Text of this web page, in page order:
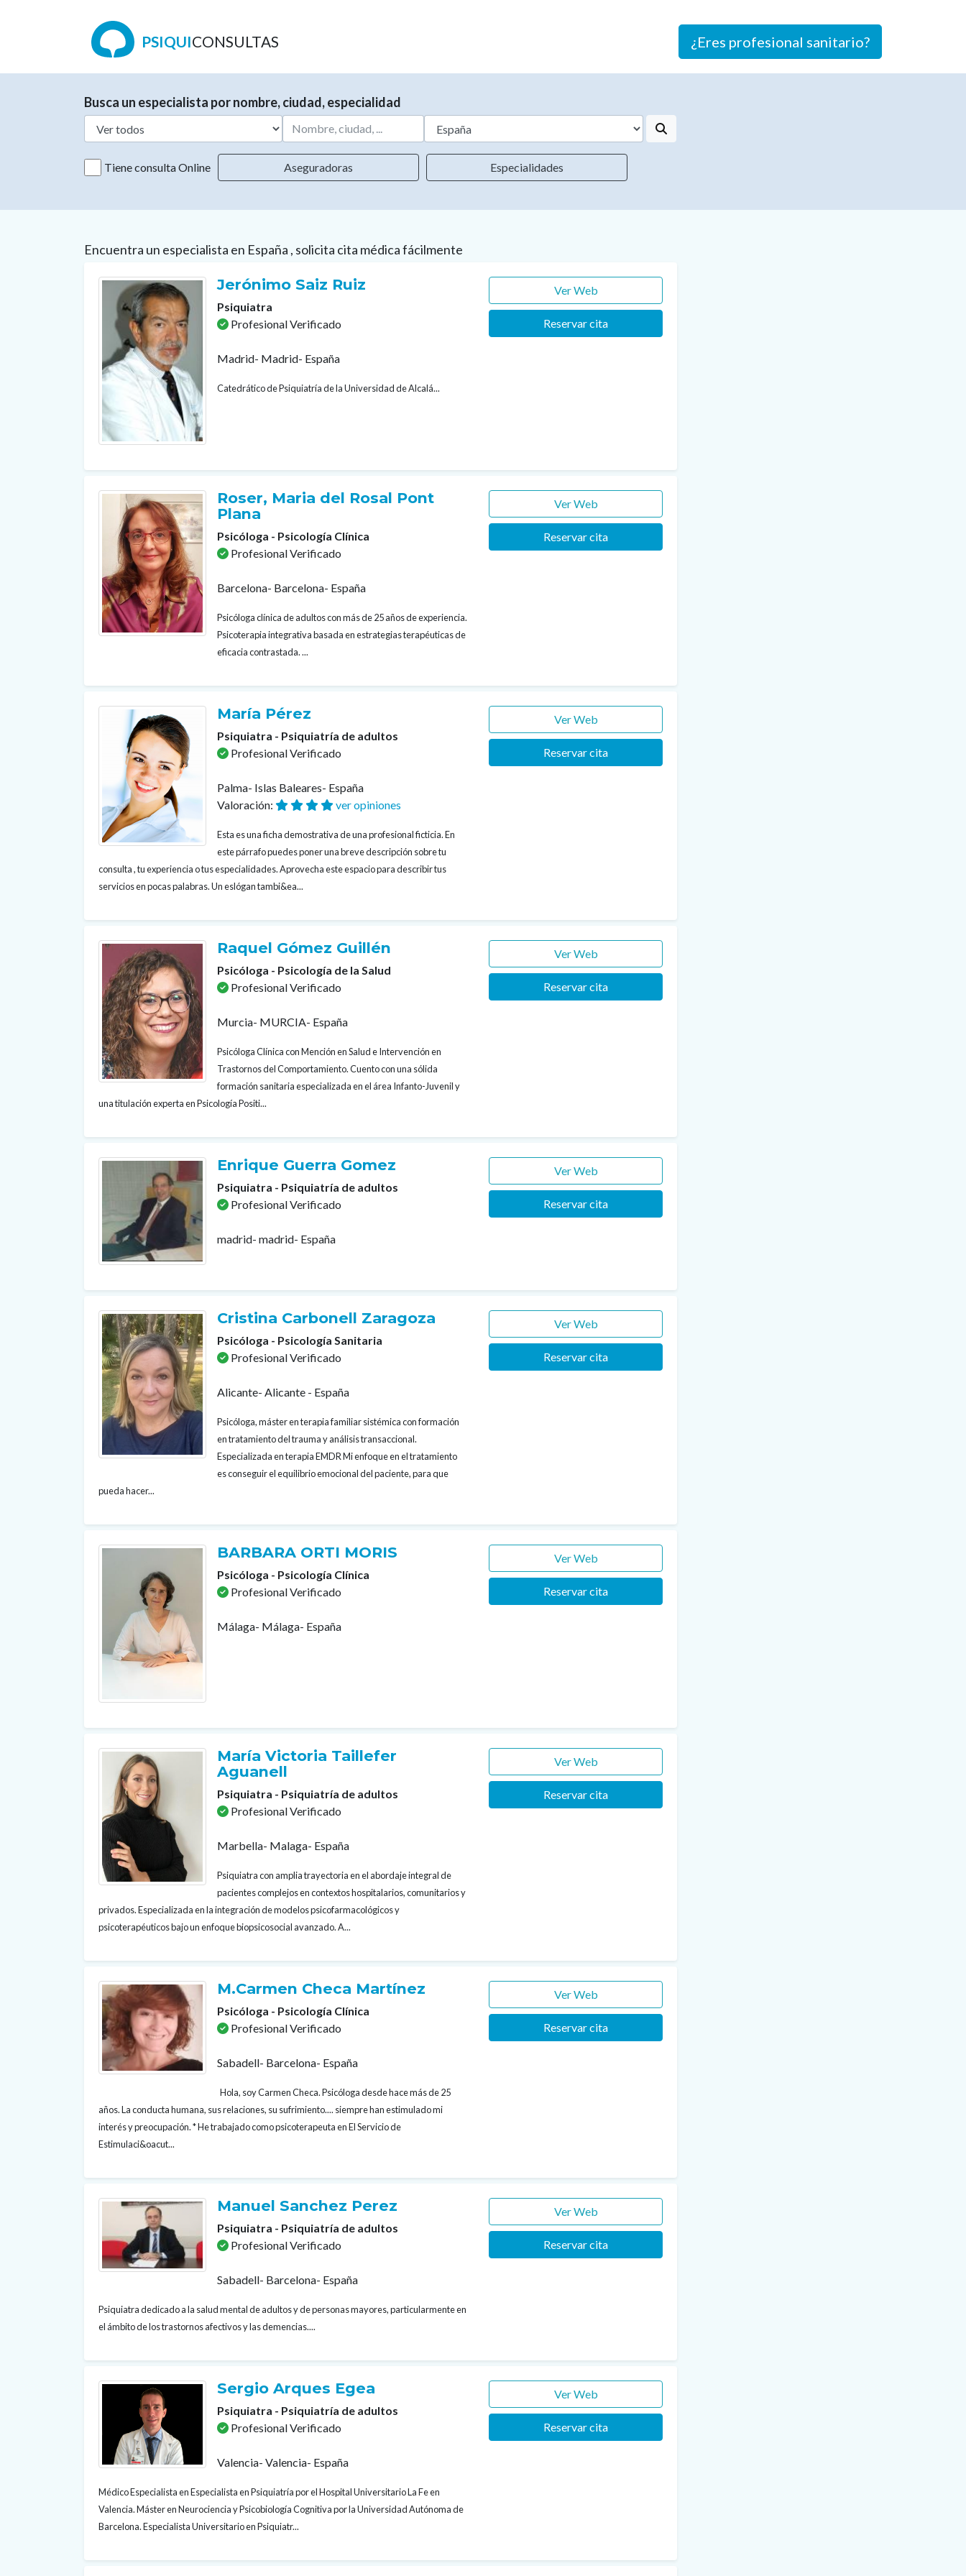
PSIQUICONSULTAS ¿Eres profesional sanitario?
Busca un especialista por nombre, ciudad, especialidad
Tiene consulta Online Aseguradoras Especialidades
Encuentra un especialista en España , solicita cita médica fácilmente
Jerónimo Saiz Ruiz
Psiquiatra
Profesional Verificado
Madrid- Madrid- España
Catedrático de Psiquiatría de la Universidad de Alcalá...
Ver Web
Reservar cita
Roser, Maria del Rosal Pont
Plana
Psicóloga - Psicología Clínica
Profesional Verificado
Barcelona- Barcelona- España
Psicóloga clínica de adultos con más de 25 años de experiencia.
Psicoterapia integrativa basada en estrategias terapéuticas de
eficacia contrastada. ...
Ver Web
Reservar cita
María Pérez
Psiquiatra - Psiquiatría de adultos
Profesional Verificado
Palma- Islas Baleares- España
Valoración:
ver opiniones
Esta es una ficha demostrativa de una profesional ficticia. En
este párrafo puedes poner una breve descripción sobre tu
consulta , tu experiencia o tus especialidades. Aprovecha este espacio para describir tus
servicios en pocas palabras. Un eslógan tambi&ea...
Ver Web
Reservar cita
Raquel Gómez Guillén
Psicóloga - Psicología de la Salud
Profesional Verificado
Murcia- MURCIA- España
Psicóloga Clínica con Mención en Salud e Intervención en
Trastornos del Comportamiento. Cuento con una sólida
formación sanitaria especializada en el área Infanto-Juvenil y
una titulación experta en Psicología Positi...
Ver Web
Reservar cita
Enrique Guerra Gomez
Psiquiatra - Psiquiatría de adultos
Profesional Verificado
madrid- madrid- España
Ver Web
Reservar cita
Cristina Carbonell Zaragoza
Psicóloga - Psicología Sanitaria
Profesional Verificado
Alicante- Alicante - España
Psicóloga, máster en terapia familiar sistémica con formación
en tratamiento del trauma y análisis transaccional.
Especializada en terapia EMDR Mi enfoque en el tratamiento
es conseguir el equilibrio emocional del paciente, para que
pueda hacer...
Ver Web
Reservar cita
BARBARA ORTI MORIS
Psicóloga - Psicología Clínica
Profesional Verificado
Málaga- Málaga- España
Ver Web
Reservar cita
María Victoria Taillefer
Aguanell
Psiquiatra - Psiquiatría de adultos
Profesional Verificado
Marbella- Malaga- España
Psiquiatra con amplia trayectoria en el abordaje integral de
pacientes complejos en contextos hospitalarios, comunitarios y
privados. Especializada en la integración de modelos psicofarmacológicos y
psicoterapéuticos bajo un enfoque biopsicosocial avanzado. A...
Ver Web
Reservar cita
M.Carmen Checa Martínez
Psicóloga - Psicología Clínica
Profesional Verificado
Sabadell- Barcelona- España
Hola, soy Carmen Checa. Psicóloga desde hace más de 25
años. La conducta humana, sus relaciones, su sufrimiento.... siempre han estimulado mi
interés y preocupación. * He trabajado como psicoterapeuta en El Servicio de
Estimulaci&oacut...
Ver Web
Reservar cita
Manuel Sanchez Perez
Psiquiatra - Psiquiatría de adultos
Profesional Verificado
Sabadell- Barcelona- España
Psiquiatra dedicado a la salud mental de adultos y de personas mayores, particularmente en
el ámbito de los trastornos afectivos y las demencias....
Ver Web
Reservar cita
Sergio Arques Egea
Psiquiatra - Psiquiatría de adultos
Profesional Verificado
Valencia- Valencia- España
Médico Especialista en Especialista en Psiquiatría por el Hospital Universitario La Fe en
Valencia. Máster en Neurociencia y Psicobiología Cognitiva por la Universidad Autónoma de
Barcelona. Especialista Universitario en Psiquiatr...
Ver Web
Reservar cita